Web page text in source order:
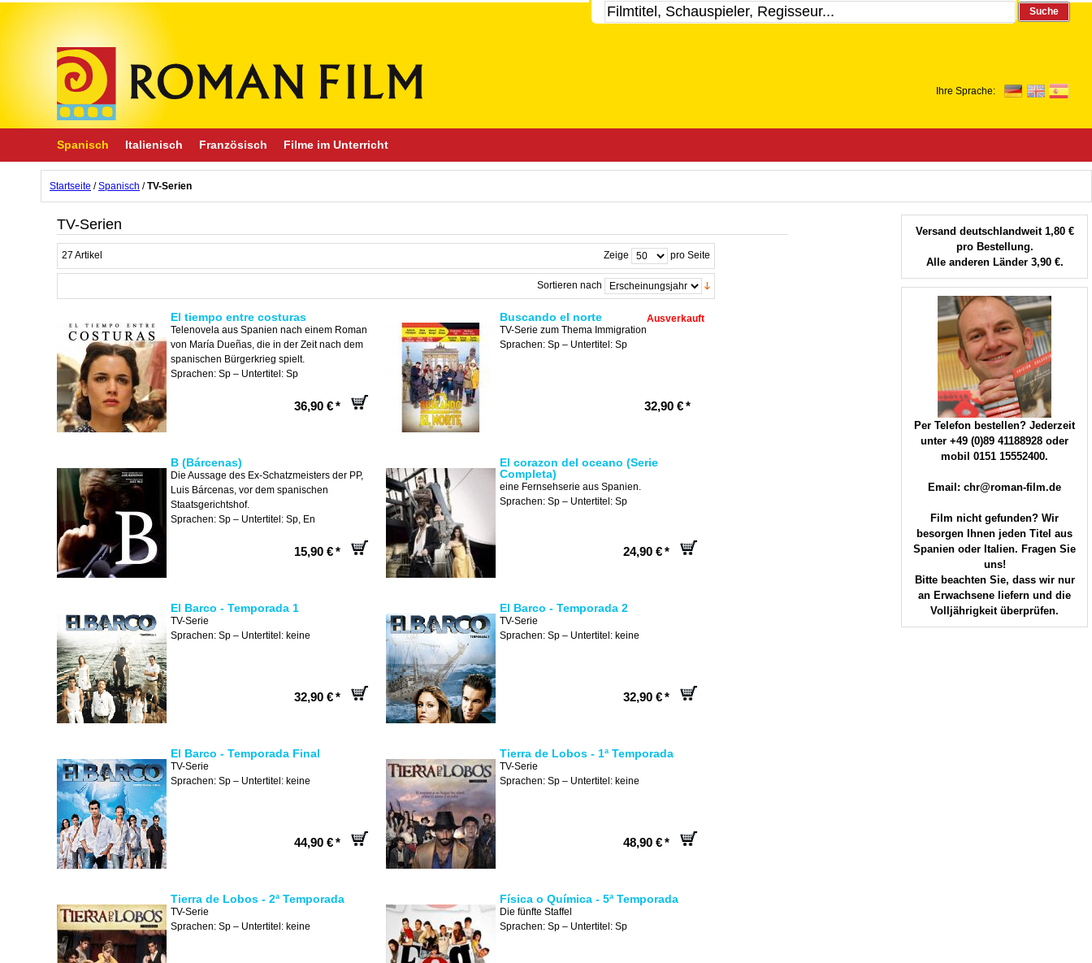
Suche
Ihre Sprache:
Spanisch Italienisch Französisch Filme im Unterricht
Startseite /Spanisch /TV-Serien
Versand deutschlandweit 1,80 €
pro Bestellung.
Alle anderen Länder 3,90 €.
Per Telefon bestellen? Jederzeit
unter +49 (0)89 41188928 oder
mobil 0151 15552400.
Email: chr@roman-film.de
Film nicht gefunden? Wir
besorgen Ihnen jeden Titel aus
Spanien oder Italien. Fragen Sie
uns!
Bitte beachten Sie, dass wir nur
an Erwachsene liefern und die
Volljährigkeit überprüfen.
TV-Serien
27 Artikel Zeige pro Seite
Sortieren nach
El tiempo entre costuras
Telenovela aus Spanien nach einem Roman
von María Dueñas, die in der Zeit nach dem
spanischen Bürgerkrieg spielt.
Sprachen: Sp – Untertitel: Sp
36,90 €*
Buscando el norte
TV-Serie zum Thema Immigration
Sprachen: Sp – Untertitel: Sp
32,90 €*
Ausverkauft
B (Bárcenas)
Die Aussage des Ex-Schatzmeisters der PP,
Luis Bárcenas, vor dem spanischen
Staatsgerichtshof.
Sprachen: Sp – Untertitel: Sp, En
15,90 €*
El corazon del oceano (Serie
Completa)
eine Fernsehserie aus Spanien.
Sprachen: Sp – Untertitel: Sp
24,90 €*
El Barco - Temporada 1
TV-Serie
Sprachen: Sp – Untertitel: keine
32,90 €*
El Barco - Temporada 2
TV-Serie
Sprachen: Sp – Untertitel: keine
32,90 €*
El Barco - Temporada Final
TV-Serie
Sprachen: Sp – Untertitel: keine
44,90 €*
Tierra de Lobos - 1ª Temporada
TV-Serie
Sprachen: Sp – Untertitel: keine
48,90 €*
Tierra de Lobos - 2ª Temporada
TV-Serie
Sprachen: Sp – Untertitel: keine
Física o Química - 5ª Temporada
Die fünfte Staffel
Sprachen: Sp – Untertitel: Sp